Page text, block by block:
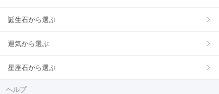
誕生石から選ぶ
運気から選ぶ
星座石から選ぶ
ヘルプ